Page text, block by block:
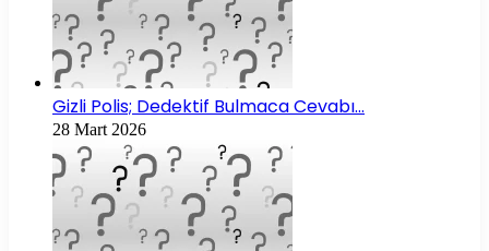
Gizli Polis; Dedektif Bulmaca Cevabı…
28 Mart 2026